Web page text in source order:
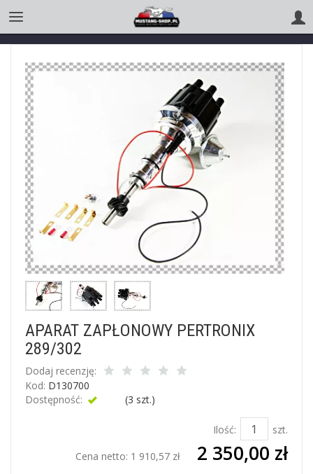
APARAT ZAPŁONOWY PERTRONIX
289/302
Dodaj recenzję:
Kod: D130700
Dostępność:
(3 szt.)
Ilość:
szt.
Cena netto: 1 910,57 zł 2 350,00 zł